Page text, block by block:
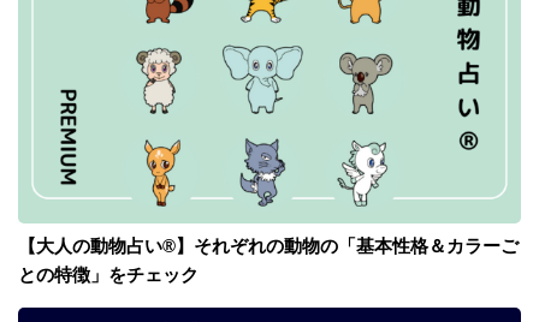
【大人の動物占い®】それぞれの動物の「基本性格＆カラーご
との特徴」をチェック